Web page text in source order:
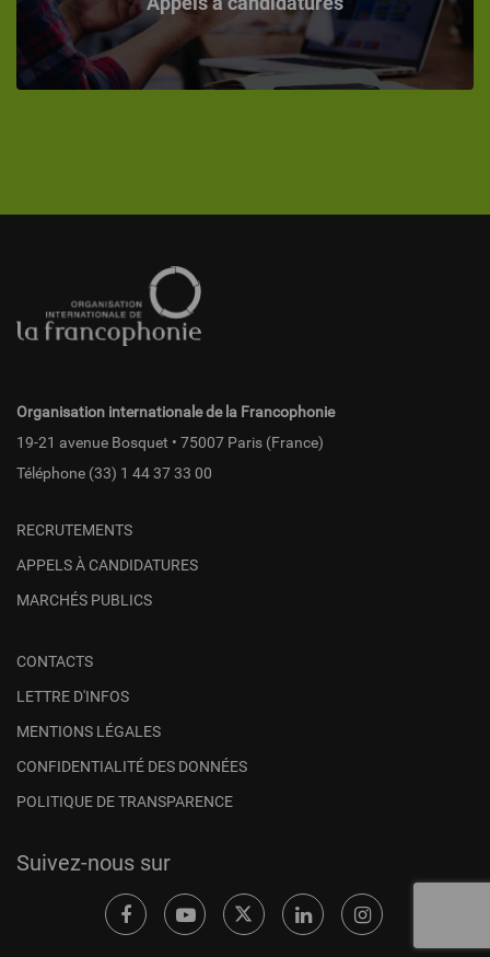
page
Organisation internationale de la Francophonie
19-21 avenue Bosquet • 75007 Paris (France)
Téléphone (33) 1 44 37 33 00
RECRUTEMENTS
APPELS À CANDIDATURES
MARCHÉS PUBLICS
CONTACTS
LETTRE D'INFOS
MENTIONS LÉGALES
CONFIDENTIALITÉ DES DONNÉES
POLITIQUE DE TRANSPARENCE
Suivez-nous sur